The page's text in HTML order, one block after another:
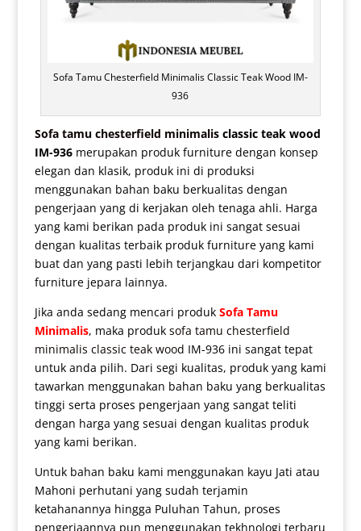
Sofa Tamu Chesterfield Minimalis Classic Teak Wood IM-
936
Sofa tamu chesterfield minimalisclassic teak wood
IM-936merupakan produk furniture dengan konsep
elegan dan klasik, produk ini di produksi
menggunakan bahan baku berkualitas dengan
pengerjaan yang di kerjakan oleh tenaga ahli. Harga
yang kami berikan pada produk ini sangat sesuai
dengan kualitas terbaik produk furniture yang kami
buat dan yang pasti lebih terjangkau dari kompetitor
furniture jepara lainnya.
Jika anda sedang mencari produk Sofa Tamu
Minimalis, maka produk sofa tamu chesterfield
minimalis classic teak wood IM-936 ini sangat tepat
untuk anda pilih. Dari segi kualitas, produk yang kami
tawarkan menggunakan bahan baku yang berkualitas
tinggi serta proses pengerjaan yang sangat teliti
dengan harga yang sesuai dengan kualitas produk
yang kami berikan.
Untuk bahan baku kami menggunakan kayu Jati atau
Mahoni perhutani yang sudah terjamin
ketahanannya hingga Puluhan Tahun, proses
pengerjaannya pun menggunakan tekhnologi terbaru